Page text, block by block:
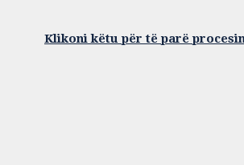
Klikoni këtu për të parë procesin